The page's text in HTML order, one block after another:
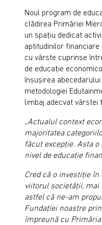
Noul program de
clădirea Primăriei
un spaţiu dedicat
aptitudinilor
cu vârste cuprinse
de educaţie
însuşirea
metodologiei
limbaj adecvat vârstei
„Actualul context
majoritatea
făcut excepţie. Asta
nivel de educaţie
Cred că o investiţie
viitorul societăţii, mai
astfel că ne-am
Fundaţiei noastre
împreună cu